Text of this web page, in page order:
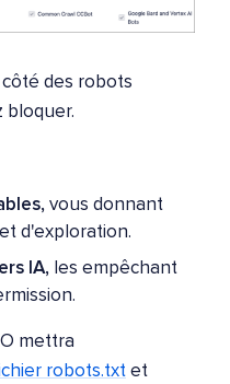
des robots
bloquer.
vous donnant
d'exploration.
IA, les empêchant
mettra
robots.txt et